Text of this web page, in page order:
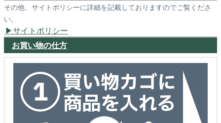
その他、サイトポリシーに詳細を記載しておりますのでご覧くださ
い。
サイトポリシー
お買い物の仕方